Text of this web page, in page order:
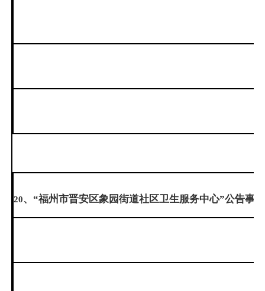
20、“福州市晋安区象园街道社区卫生服务中心”公告事